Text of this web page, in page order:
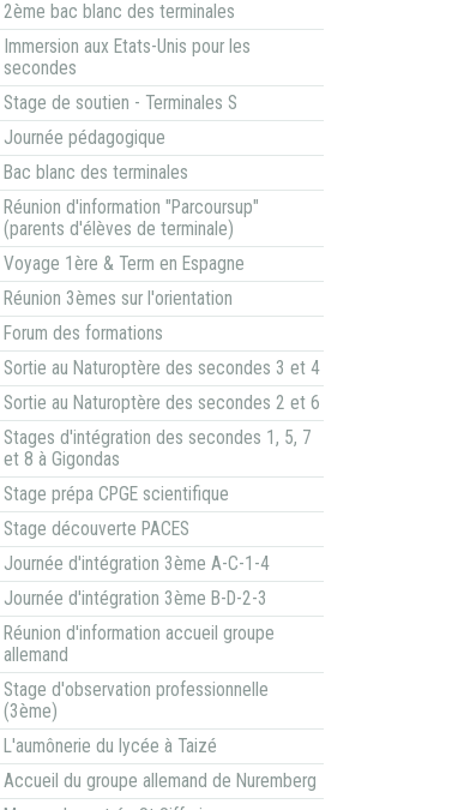
2ème bac blanc des terminales
Immersion aux Etats-Unis pour les
secondes
Stage de soutien - Terminales S
Journée pédagogique
Bac blanc des terminales
Réunion d'information "Parcoursup"
(parents d'élèves de terminale)
Voyage 1ère & Term en Espagne
Réunion 3èmes sur l'orientation
Forum des formations
Sortie au Naturoptère des secondes 3 et 4
Sortie au Naturoptère des secondes 2 et 6
Stages d'intégration des secondes 1, 5, 7
et 8 à Gigondas
Stage prépa CPGE scientifique
Stage découverte PACES
Journée d'intégration 3ème A-C-1-4
Journée d'intégration 3ème B-D-2-3
Réunion d'information accueil groupe
allemand
Stage d'observation professionnelle
(3ème)
L'aumônerie du lycée à Taizé
Accueil du groupe allemand de Nuremberg